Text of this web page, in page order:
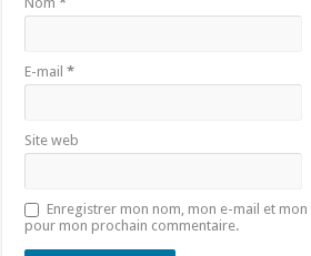
E-mail*
Site web
Enregistrer mon nom, mon e-mail et
pour mon prochain commentaire.